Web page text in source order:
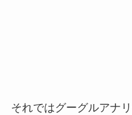
それではグーグルアナ